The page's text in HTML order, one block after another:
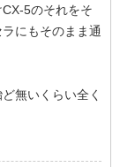
5のそれをそ
にもそのまま通
無いくらい全く